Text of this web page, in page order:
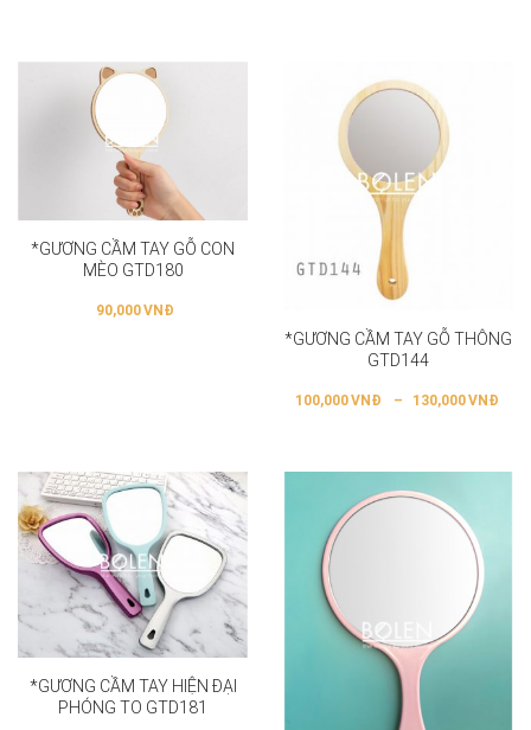
*GƯƠNG CẦM TAY GỖ CON
MÈO GTD180
90,000VNĐ
*GƯƠNG CẦM TAY GỖ THÔNG
GTD144
100,000VNĐ – 130,000VNĐ
*GƯƠNG CẦM TAY HIỆN ĐẠI
PHÓNG TO GTD181